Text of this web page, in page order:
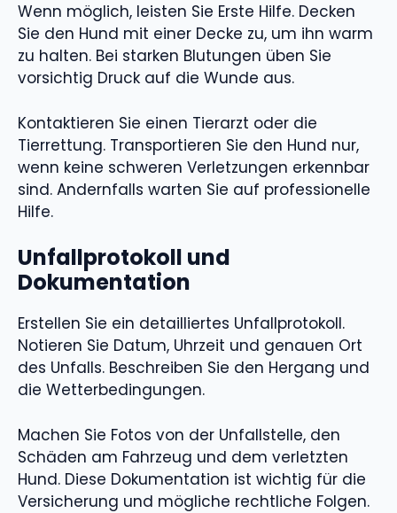
Wenn möglich, leisten Sie Erste Hilfe. Decken
Sie den Hund mit einer Decke zu, um ihn warm
zu halten. Bei starken Blutungen üben Sie
vorsichtig Druck auf die Wunde aus.
Kontaktieren Sie einen Tierarzt oder die
Tierrettung. Transportieren Sie den Hund nur,
wenn keine schweren Verletzungen erkennbar
sind. Andernfalls warten Sie auf professionelle
Hilfe.
Unfallprotokoll und
Dokumentation
Erstellen Sie ein detailliertes Unfallprotokoll.
Notieren Sie Datum, Uhrzeit und genauen Ort
des Unfalls. Beschreiben Sie den Hergang und
die Wetterbedingungen.
Machen Sie Fotos von der Unfallstelle, den
Schäden am Fahrzeug und dem verletzten
Hund. Diese Dokumentation ist wichtig für die
Versicherung und mögliche rechtliche Folgen.